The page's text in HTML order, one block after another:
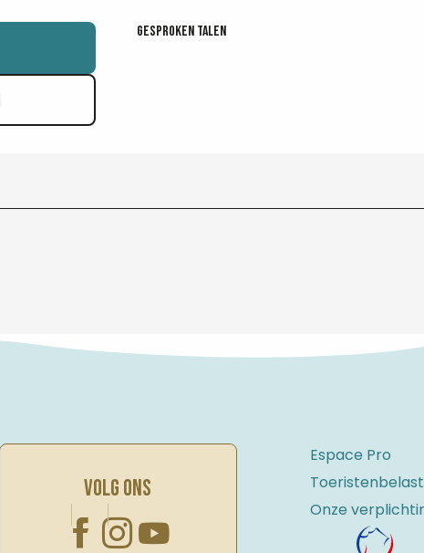
Gesproken talen
Gesproken talen
VOLG ONS
Espace Pro
Onze